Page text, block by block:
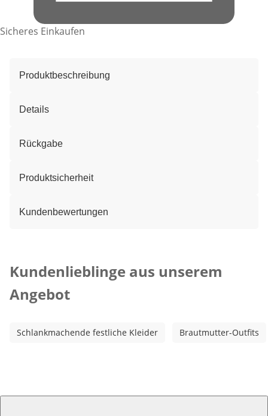
Sicheres Einkaufen
Produktbeschreibung
Details
Rückgabe
Produktsicherheit
Kundenbewertungen
Kundenlieblinge aus unserem
Angebot
Schlankmachende festliche Kleider Brautmutter-Outfits